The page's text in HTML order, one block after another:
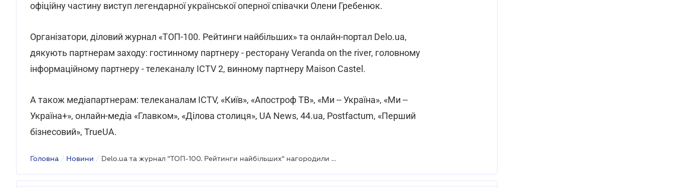
офіційну частину виступ легендарної української оперної співачки Олени Гребенюк.
Організатори, діловий журнал «ТОП-100. Рейтинги найбільших» та онлайн-портал Delo.ua,
дякують партнерам заходу: гостинному партнеру - ресторану Veranda on the river, головному
інформаційному партнеру - телеканалу ICTV 2, винному партнеру Maison Castel.
А також медіапартнерам: телеканалам ICTV, «Київ», «Апостроф ТВ», «Ми -- Україна», «Ми --
Україна+», онлайн-медіа «Главком», «Ділова столиця», UA News, 44.ua, Postfactum, «Перший
бізнесовий», TrueUA.
Головна / Новини / Delo.ua та журнал "ТОП-100. Рейтинги найбільших" нагородили переможців рейтингу "ТопФінанс"